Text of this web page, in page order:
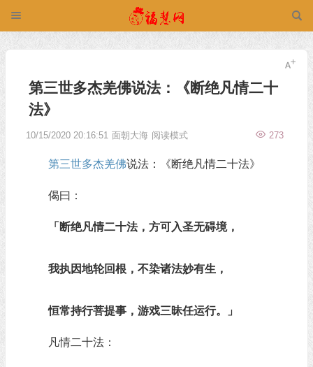
第三世多杰羌佛说法：《断绝凡情二十
法》
10/15/2020 20:16:51 面朝大海 273
阅读模式
第三世多杰羌佛说法：《断绝凡情二十法》
偈曰：
「断绝凡情二十法，方可入圣无碍境，
我执因地轮回根，不染诸法妙有生，
恒常持行菩提事，游戏三昧任运行。」
凡情二十法：